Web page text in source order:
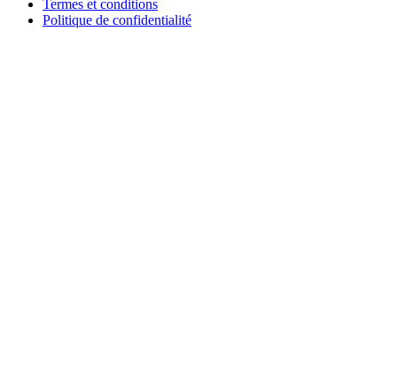
Termes et conditions
Politique de confidentialité